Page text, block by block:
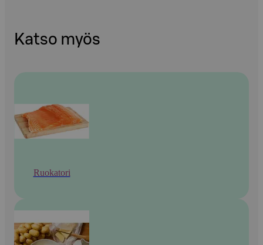
Katso myös
Ruokatori